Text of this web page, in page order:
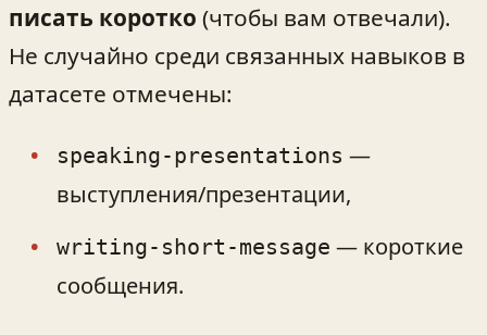
писать коротко (чтобы вам отвечали).
Не случайно среди связанных навыков в
датасете отмечены:
speaking-presentations —
выступления/презентации,
writing-short-message — короткие
сообщения.